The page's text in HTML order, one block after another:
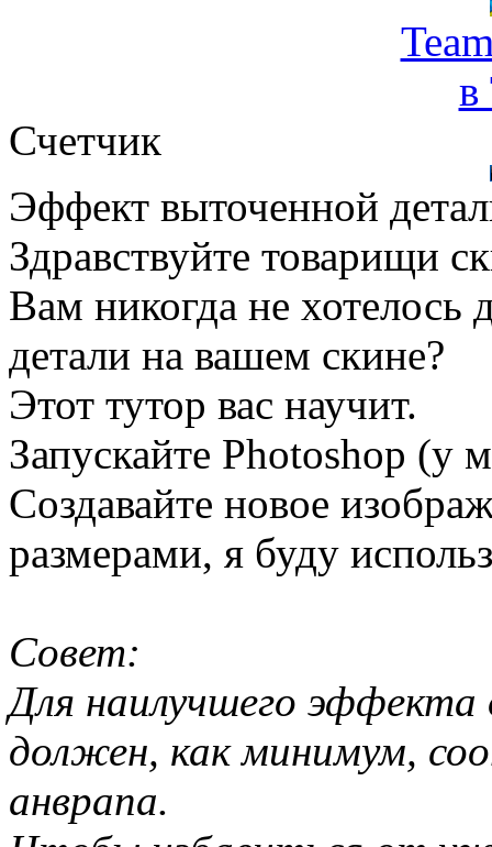
в
Счетчик
Эффект выточенной
Здравствуйте товарищи
Вам никогда не хотелось
детали на вашем скине?
Этот тутор вас научит.
Запускайте Photoshop (у
Создавайте новое
размерами, я буду
Совет:
Для наилучшего
должен, как минимум,
анврапа.